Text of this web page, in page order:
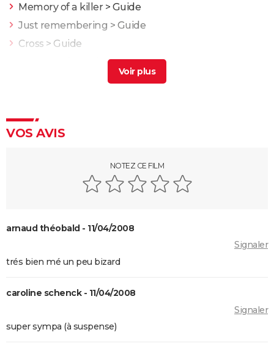
Memory of a killer> Guide
Just remembering > Guide
Cross > Guide
Memory of murders> Guide
Nosferatu : faut-il voir le remake de 2024 ? Notre
The Substance : personne n'est prêt pour ce film
Sans un bruit 2 : synopsis, critiques, casting, bande-
Massacre à la tronçonneuse
[Rec]
VOS AVIS
NOTEZ CE FILM
arnaud théobald - 11/04/2008
Signaler
trés bien mé un peu bizard
caroline schenck - 11/04/2008
Signaler
super sympa (à suspense)